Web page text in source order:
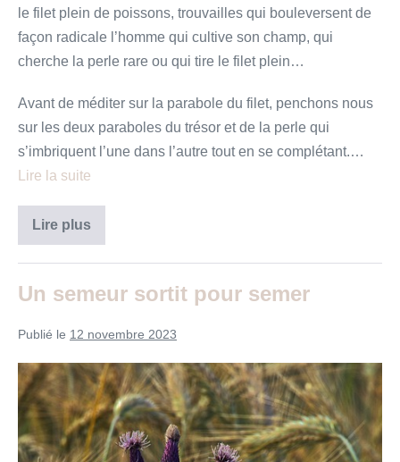
le filet plein de poissons, trouvailles qui bouleversent de
façon radicale l’homme qui cultive son champ, qui
cherche la perle rare ou qui tire le filet plein…
Avant de méditer sur la parabole du filet, penchons nous
sur les deux paraboles du trésor et de la perle qui
s’imbriquent l’une dans l’autre tout en se complétant.…
Lire la suite
Lire plusles
trésor,
la
du
Un semeur sortit pour semer
Publié le 12 novembre 2023
Un
semeur
sortit
pour